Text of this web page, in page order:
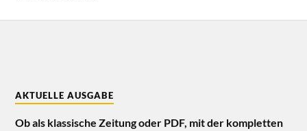
AKTUELLE AUSGABE
Ob als klassische Zeitung oder PDF, mit der kompletten